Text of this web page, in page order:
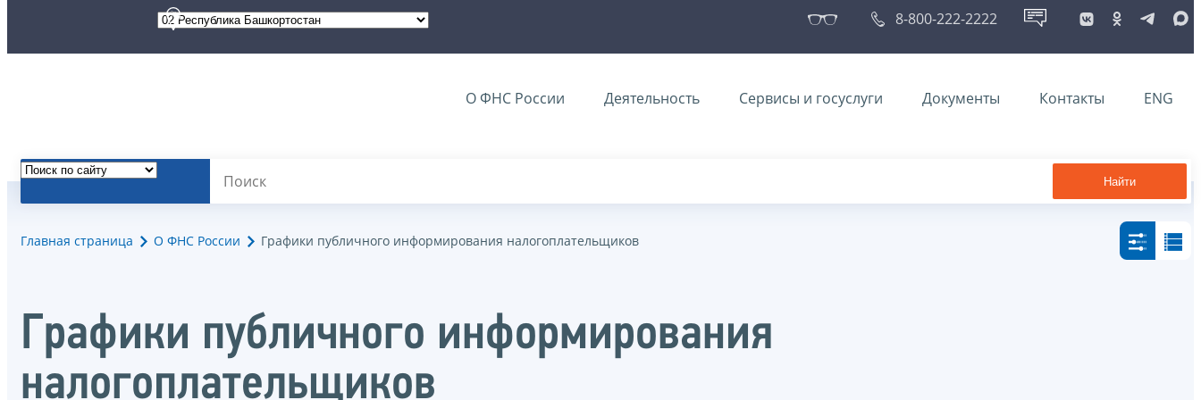
8-800-222-2222
О ФНС России Деятельность Сервисы и госуслуги Документы Контакты ENG
Найти
Главная страница О ФНС России Графики публичного информирования налогоплательщиков
Графики публичного информирования
налогоплательщиков